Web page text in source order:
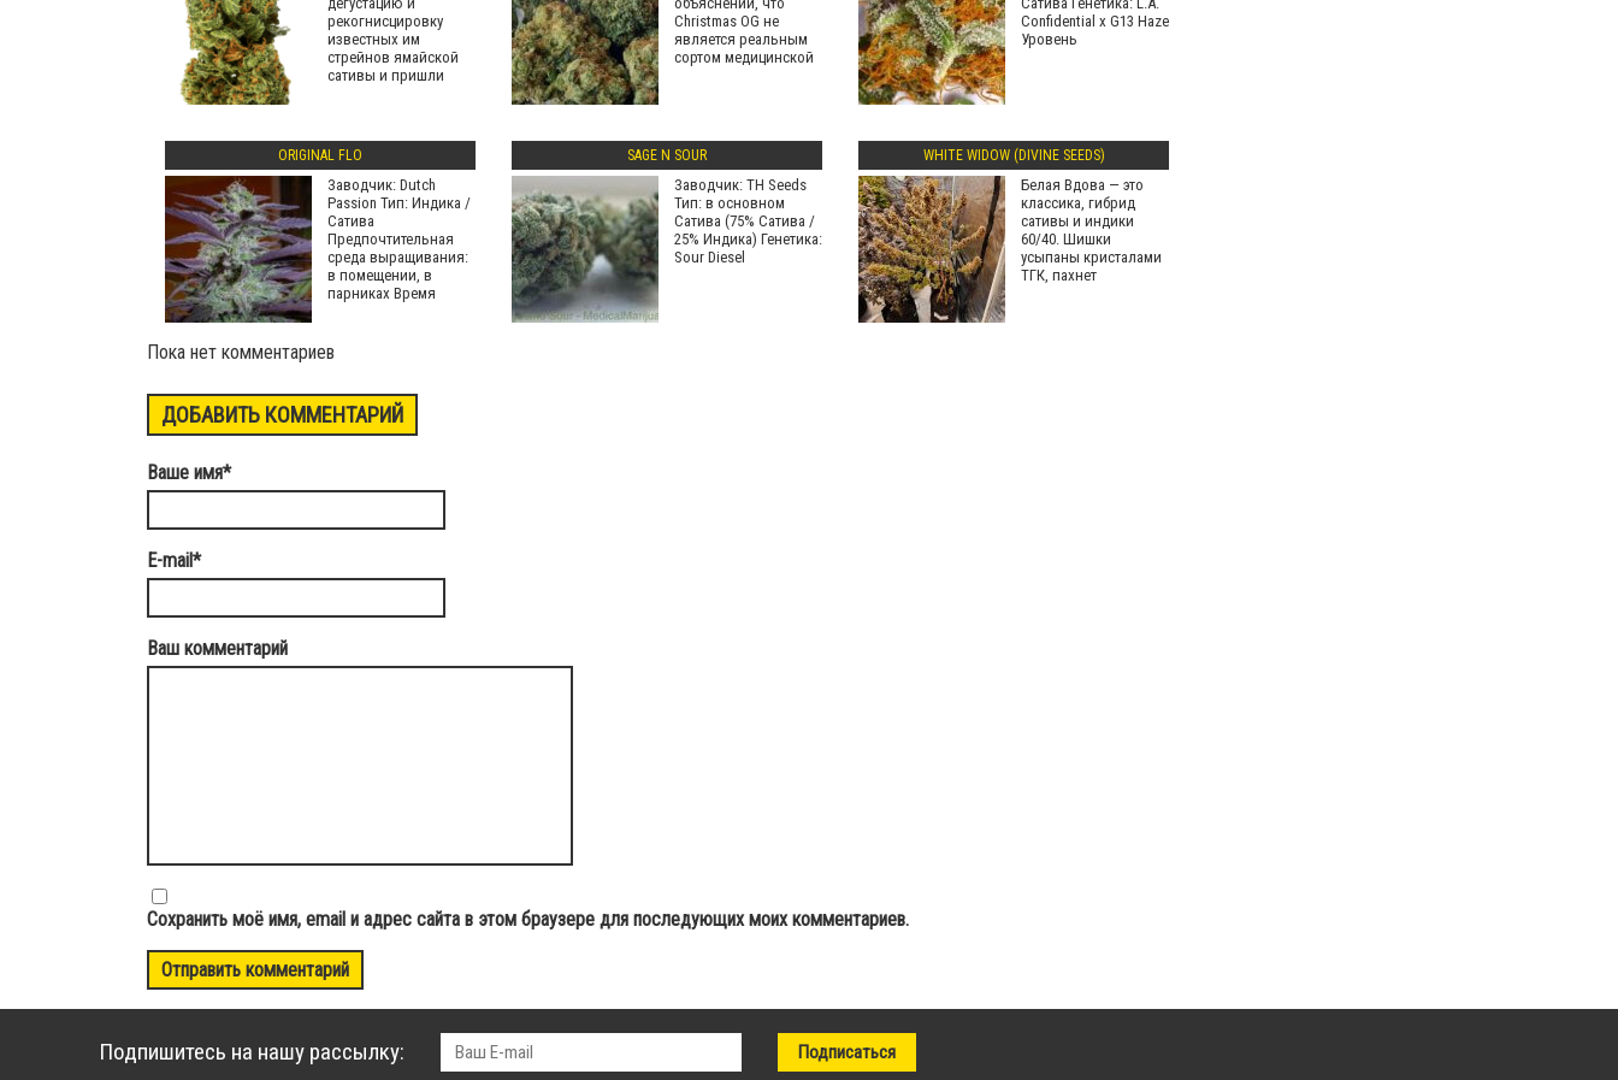
рекогнисцировку
известных им
стрейнов ямайской
сативы и пришли
Christmas OG не
является реальным
сортом медицинской
Confidential х G13 Haze
Уровень
ORIGINAL FLO
Заводчик: Dutch
Passion Тип: Индика /
Сатива
Предпочтительная
среда выращивания:
в помещении, в
парниках Время
SAGE N SOUR
Заводчик: TH Seeds
Тип: в основном
Сатива (75% Сатива /
25% Индика) Генетика:
Sour Diesel
WHITE WIDOW (DIVINE SEEDS)
Белая Вдова — это
классика, гибрид
сативы и индики
60/40. Шишки
усыпаны кристалами
ТГК, пахнет
Пока нет комментариев
ДОБАВИТЬ КОММЕНТАРИЙ
Ваше имя*
E-mail*
Ваш комментарий
Сохранить моё имя, email и адрес сайта в этом браузере для последующих моих комментариев.
Подпишитесь на нашу рассылку: